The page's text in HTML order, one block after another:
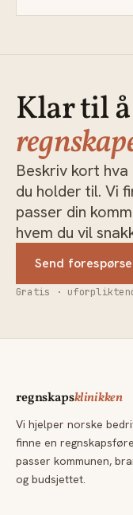
Klar til
Beskriv kort
du holder til. Vi
passer din
hvem du vil
Send
Gratis ·
regnskapsklinikken
Vi hjelper norske
finne en
passer kommunen,
og budsjettet.